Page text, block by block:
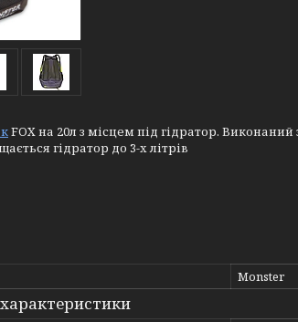
FOX на 20л з місцем під гідратор. Виконаний
гідратор до 3-х літрів
Monster